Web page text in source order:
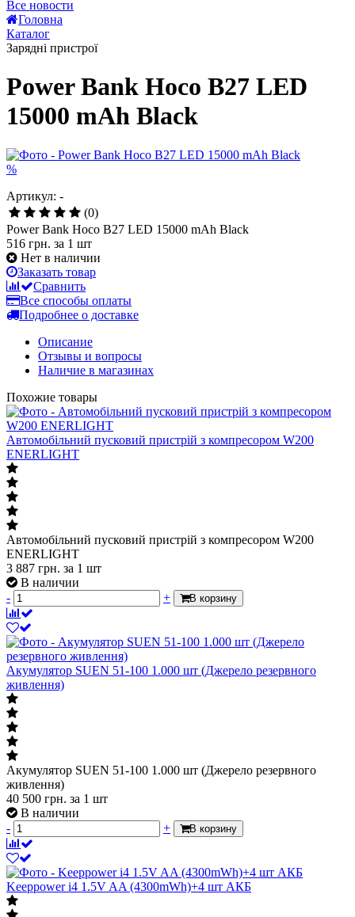
Все новости
Головна
Каталог
Зарядні пристрої
Power Bank Hoco B27 LED
15000 mAh Black
%
Артикул: -
(0)
Power Bank Hoco B27 LED 15000 mAh Black
516 грн. за 1 шт
Нет в наличии
Заказать товар
Сравнить
Все способы оплаты
Подробнее о доставке
Описание
Отзывы и вопросы
Наличие в магазинах
Похожие товары
Автомобільний пусковий пристрій з компресором W200
ENERLIGHT
Автомобільний пусковий пристрій з компресором W200
ENERLIGHT
3 887 грн. за 1 шт
В наличии
-
+ В корзину
Акумулятор SUEN 51-100 1.000 шт (Джерело резервного
живлення)
Акумулятор SUEN 51-100 1.000 шт (Джерело резервного
живлення)
40 500 грн. за 1 шт
В наличии
-
+ В корзину
Keeppower i4 1.5V AA (4300mWh)+4 шт АКБ